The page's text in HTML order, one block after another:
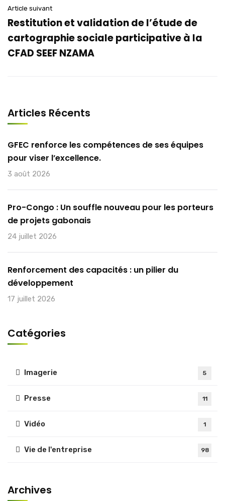
Article suivant
Restitution et validation de l’étude de
cartographie sociale participative à la
CFAD SEEF NZAMA
Articles Récents
GFEC renforce les compétences de ses équipes
pour viser l’excellence.
3 août 2026
Pro-Congo : Un souffle nouveau pour les porteurs
de projets gabonais
24 juillet 2026
Renforcement des capacités : un pilier du
développement
17 juillet 2026
Catégories
Imagerie 5
Presse 11
Vidéo 1
Vie de l'entreprise 98
Archives